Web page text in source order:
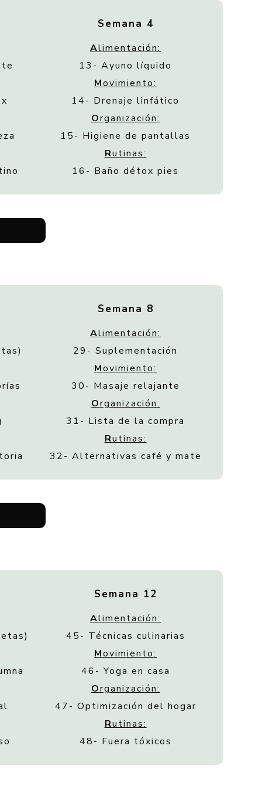
Semana 4
Alimentación:
13- Ayuno líquido
Movimiento:
14- Drenaje linfático
Organización:
15- Higiene de pantallas
Rutinas:
16- Baño détox pies
Semana 8
Alimentación:
29- Suplementación
Movimiento:
30- Masaje relajante
Organización:
31- Lista de la compra
Rutinas:
32- Alternativas café y mate
Semana 12
Alimentación:
45- Técnicas culinarias
Movimiento:
46- Yoga en casa
Organización:
47- Optimización del hogar
Rutinas:
48- Fuera tóxicos